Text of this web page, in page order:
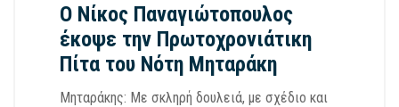
Ο Νίκος Παναγιώτοπουλος
έκοψε την Πρωτοχρονιάτικη
Πίτα του Νότη Μηταράκη
Μηταράκης: Με σκληρή δουλειά, με σχέδιο και